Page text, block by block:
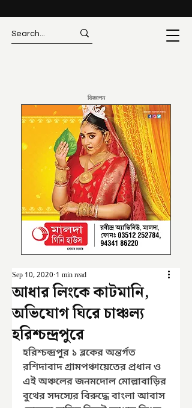
বিজ্ঞাপন
আধার লিংকে কাটমানি,
অভিযোগ ঘিরে চাঞ্চল্য
হরিশ্চন্দ্রপুরে
Sep 10, 2020 1 min read
হরিশ্চন্দ্রপুর ১ ব্লকের অন্তর্গত
রশিদাবাদ গ্রামপঞ্চায়েতের প্রধান ও
এই অঞ্চলের জনমদোল মোল্লাবাড়ির
বুথের সদস্যের বিরুদ্ধে বাংলা আবাস